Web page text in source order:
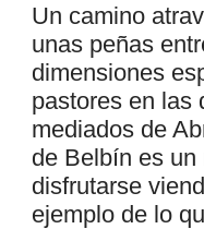
Un camino
unas peñas
dimensiones
pastores en las
mediados de
de Belbín es
disfrutarse
ejemplo de lo